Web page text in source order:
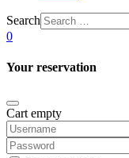
Search
0
Your reservation
Cart empty